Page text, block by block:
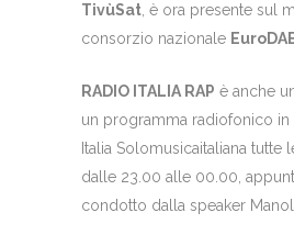
TivùSat , è ora presente sul
consorzio nazionale
RADIO ITALIA RAP è anche
un programma radiofonico in
Italia Solomusicaitaliana tutte
dalle 23.00 alle 00.00,
condotto dalla speaker